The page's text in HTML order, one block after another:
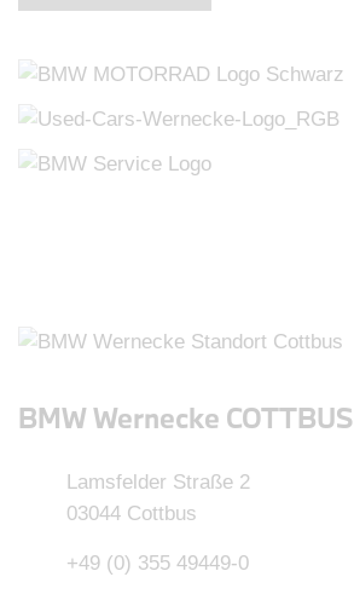
BMW Wernecke COTTBUS
Lamsfelder Straße 2
03044 Cottbus
+49 (0) 355 49449-0